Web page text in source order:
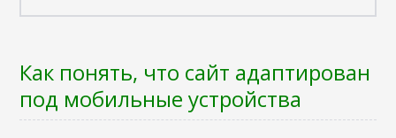
Как понять, что сайт адаптирован
под мобильные устройства